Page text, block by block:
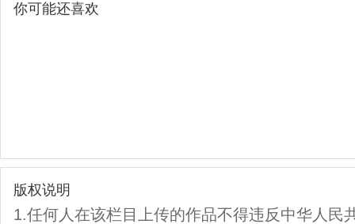
你可能还喜欢
版权说明
1.任何人在该栏目上传的作品不得违反中华人民